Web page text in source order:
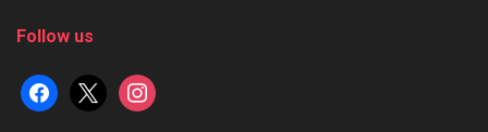
Follow us
facebook
x instagram